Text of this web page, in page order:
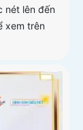
nét lên đến
xem trên